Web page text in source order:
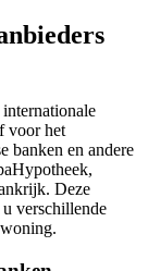
voor het
banken en andere
Deze
verschillende